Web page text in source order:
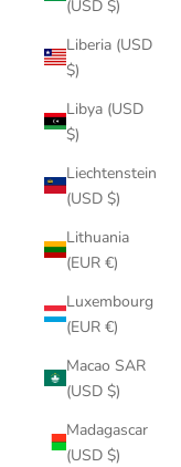
(USD $)
Liberia (USD
$)
Libya (USD
$)
Liechtenstein
(USD $)
Lithuania
(EUR €)
Luxembourg
(EUR €)
Macao SAR
(USD $)
Madagascar
(USD $)